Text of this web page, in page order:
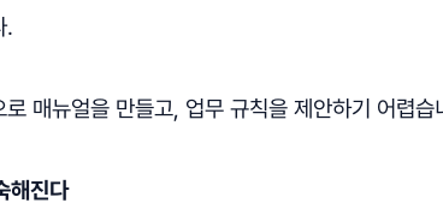
.
로 매뉴얼을 만들고, 업무 규칙을 제안하기 어렵
해진다